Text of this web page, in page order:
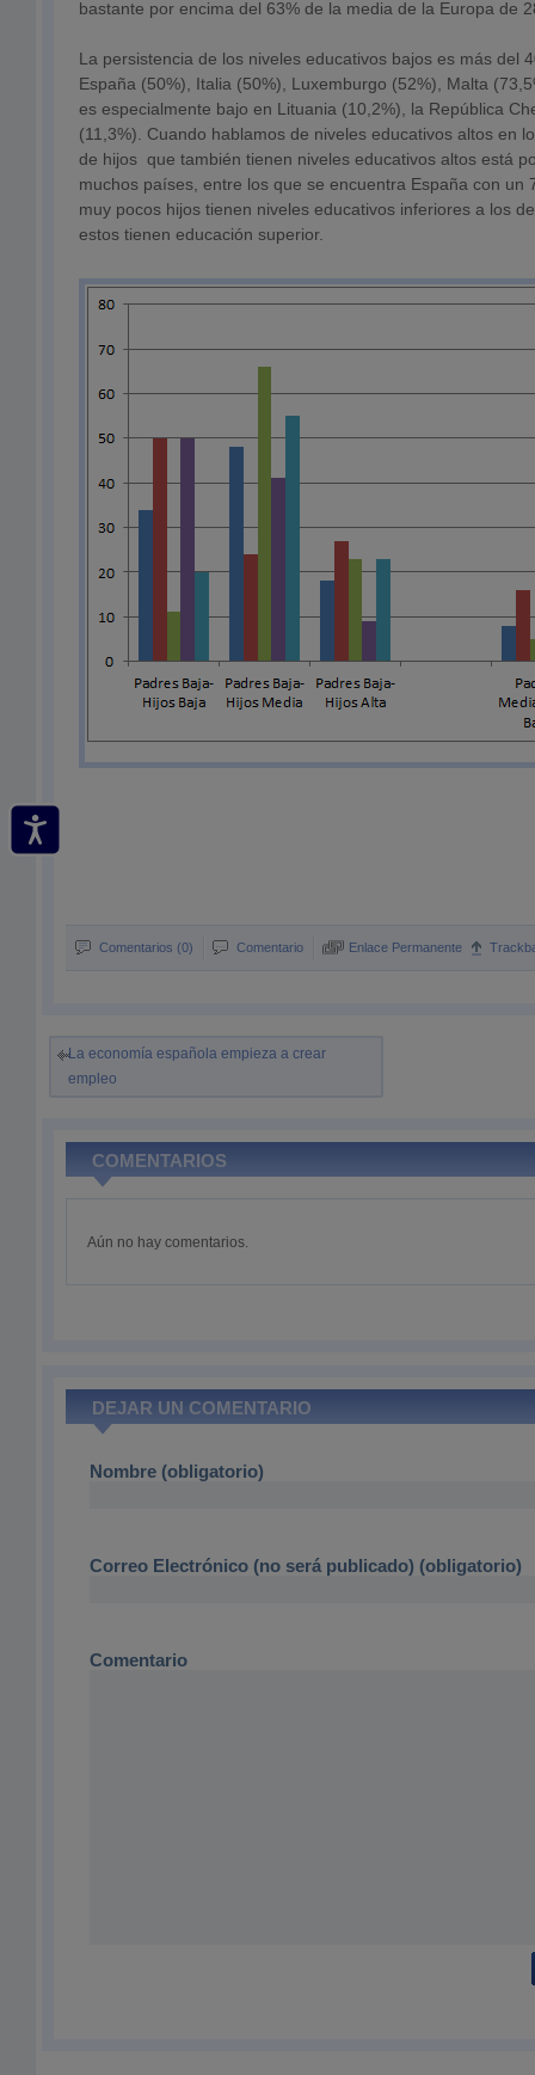
bastante por encima del 63% de la media de la Europa de
La persistencia de los niveles educativos bajos es más del
España (50%), Italia (50%), Luxemburgo (52%), Malta
es especialmente bajo en Lituania (10,2%), la República
(11,3%). Cuando hablamos de niveles educativos altos en
de hijos que también tienen niveles educativos altos está
muchos países, entre los que se encuentra España con un
muy pocos hijos tienen niveles educativos inferiores a los
estos tienen educación superior.
Comentarios (0) Comentario Enlace Permanente
La economía española empieza a crear
empleo
COMENTARIOS
Aún no hay comentarios.
DEJAR UN COMENTARIO
Nombre (obligatorio)
Correo Electrónico (no será publicado) (obligatorio)
Comentario